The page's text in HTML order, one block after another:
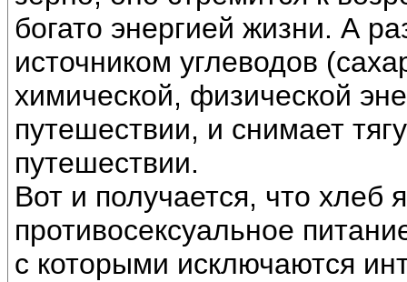
богато энергией жизни. А
источником углеводов
химической, физической
путешествии, и снимает
путешествии.
Вот и получается, что хлеб
противосексуальное
с которыми исключаются